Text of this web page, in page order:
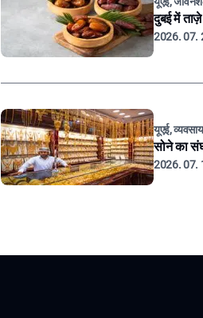
दुबई में
2026. 07.
यूएई,
सोने का
2026. 07.